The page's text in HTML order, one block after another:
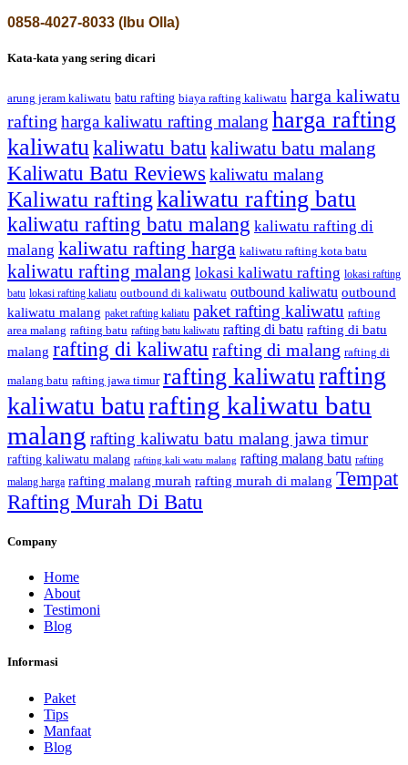
0858-4027-8033 (Ibu Olla)
Kata-kata yang sering dicari
arung jeram kaliwatu batu rafting biaya rafting kaliwatu harga kaliwatu
rafting harga kaliwatu rafting malang harga rafting
kaliwatukaliwatu batu kaliwatu batu malang
Kaliwatu Batu Reviews kaliwatu malang
Kaliwatu raftingkaliwatu rafting batu
kaliwatu rafting batu malang kaliwatu rafting di
malang kaliwatu rafting harga kaliwatu rafting kota batu
kaliwatu rafting malang lokasi kaliwatu rafting lokasi rafting
batu lokasi rafting kaliatu outbound di kaliwatu outbound kaliwatu outbound
kaliwatu malang paket rafting kaliatu paket rafting kaliwatu rafting
area malang rafting batu rafting batu kaliwatu rafting di batu rafting di batu
malang rafting di kaliwatu rafting di malang rafting di
malang batu rafting jawa timur rafting kaliwaturafting
kaliwatu baturafting kaliwatu batu
malang rafting kaliwatu batu malang jawa timur
rafting kaliwatu malang rafting kali watu malang rafting malang batu rafting
malang harga rafting malang murah rafting murah di malang Tempat
Rafting Murah Di Batu
Company
Home
About
Testimoni
Blog
Informasi
Paket
Tips
Manfaat
Blog